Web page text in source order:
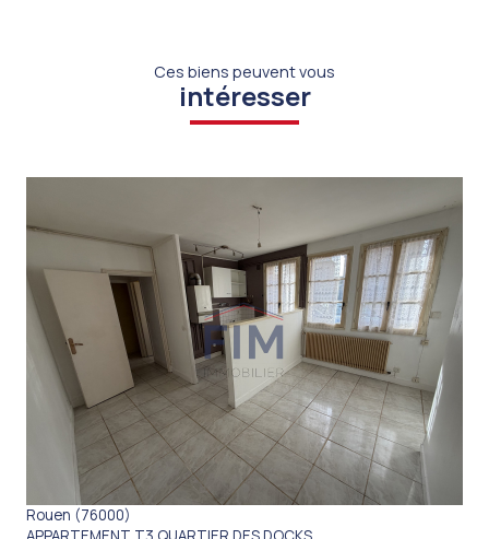
Ces biens peuvent vous
intéresser
VOIR LE BIEN
Rouen (76000)